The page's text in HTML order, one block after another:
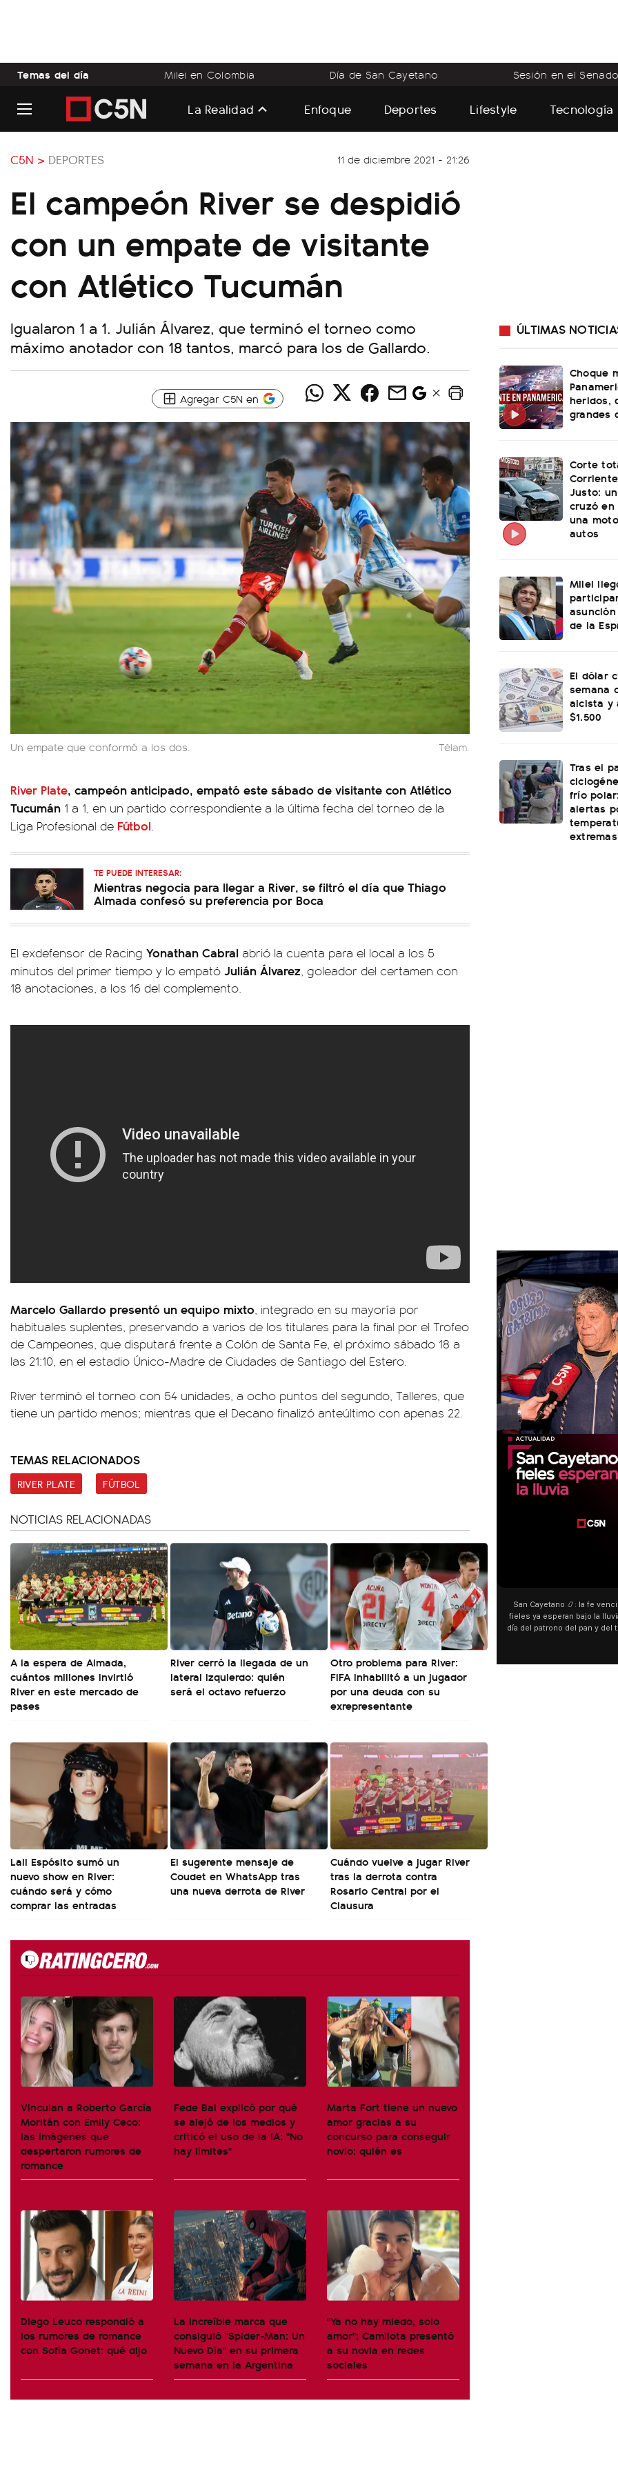
Temas del día Milei en Colombia Día de San Cayetano Sesión en el Senado
La Realidad Enfoque Deportes Lifestyle Tecnología
C5N > DEPORTES 11 de diciembre 2021 - 21:26
El campeón River se despidió
con un empate de visitante
con Atlético Tucumán
Igualaron 1 a 1. Julián Álvarez, que terminó el torneo como
máximo anotador con 18 tantos, marcó para los de Gallardo.
Agregar C5N en
Un empate que conformó a los dos. Télam.
River Plate, campeón anticipado, empató este sábado de visitante con Atlético
Tucumán 1 a 1, en un partido correspondiente a la última fecha del torneo de la
Liga Profesional de Fútbol.
TE PUEDE INTERESAR:
Mientras negocia para llegar a River, se filtró el día que Thiago
Almada confesó su preferencia por Boca
El exdefensor de Racing Yonathan Cabral abrió la cuenta para el local a los 5
minutos del primer tiempo y lo empató Julián Álvarez, goleador del certamen con
18 anotaciones, a los 16 del complemento.
Marcelo Gallardo presentó un equipo mixto, integrado en su mayoría por
habituales suplentes, preservando a varios de los titulares para la final por el Trofeo
de Campeones, que disputará frente a Colón de Santa Fe, el próximo sábado 18 a
las 21:10, en el estadio Único-Madre de Ciudades de Santiago del Estero.
River terminó el torneo con 54 unidades, a ocho puntos del segundo, Talleres, que
tiene un partido menos; mientras que el Decano finalizó anteúltimo con apenas 22.
TEMAS RELACIONADOS
RIVER PLATE FÚTBOL
NOTICIAS RELACIONADAS
A la espera de Almada,
cuántos millones invirtió
River en este mercado de
pases
River cerró la llegada de un
lateral izquierdo: quién
será el octavo refuerzo
Otro problema para River:
FIFA inhabilitó a un jugador
por una deuda con su
exrepresentante
Lali Espósito sumó un
nuevo show en River:
cuándo será y cómo
comprar las entradas
El sugerente mensaje de
Coudet en WhatsApp tras
una nueva derrota de River
Cuándo vuelve a jugar River
tras la derrota contra
Rosario Central por el
Clausura
Vinculan a Roberto García
Moritán con Emily Ceco:
las imágenes que
despertaron rumores de
romance
Fede Bal explicó por qué
se alejó de los medios y
criticó el uso de la IA: "No
hay límites"
Marta Fort tiene un nuevo
amor gracias a su
concurso para conseguir
novio: quién es
Diego Leuco respondió a
los rumores de romance
con Sofía Gonet: qué dijo
La increíble marca que
consiguió "Spider-Man: Un
Nuevo Día" en su primera
semana en la Argentina
"Ya no hay miedo, solo
amor": Camilota presentó
a su novia en redes
sociales
ÚLTIMAS
Choque
heridos,
grandes
Corte
Justo:
cruzó en
una
autos
Milei
de la
El dólar
semana
alcista y
$1.500
Tras el
frío
alertas
00:00
San Cayetano 📿: la fe venció al agua y los
fieles ya esperan bajo la lluvia ➡️ A horas del
día del patrono del pan y del trabajo, miles de
personas acampan en Liniers para agradecer
y pedir. 🎙️ @bernardomagnago
“Preferís la joda y yo
¿Indirecta para Luck Ra? La
"Te vi", su nueva
encontrar similitudes entre
declaraciones que hizo tras